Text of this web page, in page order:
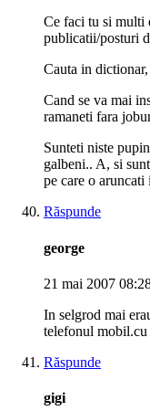
Ce faci tu si multi
publicatii/posturi
Cauta in
Cand se va mai
ramaneti fara
Sunteti niste
galbeni.. A, si
pe care o aruncati
Răspunde
george
21 mai 2007
In selgrod mai
telefonul mobil.cu
Răspunde
gigi